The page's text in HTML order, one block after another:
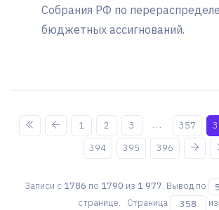
Собрания РФ по
бюджетных ассигнований.
1 2 3 ... 357
394
395 396
Записи с 1786 по 1790 из 1 977. Вывод по
странице. Страница